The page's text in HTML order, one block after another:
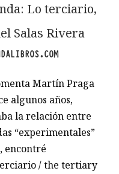
Lo terciario,
Salas Rivera
Martín Praga
algunos años,
la relación entre
“experimentales”
encontré
/ the tertiary